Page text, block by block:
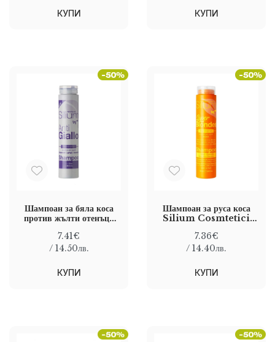
КУПИ КУПИ
Шампоан за бяла коса
против жълти отенъци
ANTI-YELLOW
SHAMPOO 250 ML
7.41€
/ 14.50лв.
КУПИ
Шампоан за руса коса
Silium Cosmtetici
Shampoo 250 ml
7.36€
/ 14.40лв.
КУПИ